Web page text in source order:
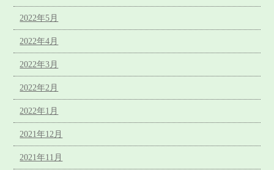
2022年5月
2022年4月
2022年3月
2022年2月
2022年1月
2021年12月
2021年11月